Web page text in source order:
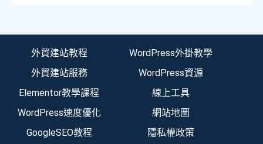
外貿建站教程
外貿建站服務
Elementor教學課程
WordPress速度優化
GoogleSEO教程
WordPress外掛教學
WordPress資源
線上工具
網站地圖
隱私權政策